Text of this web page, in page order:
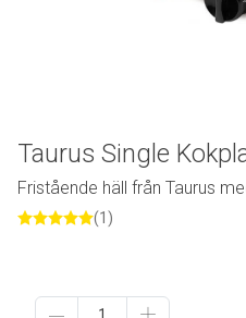
Taurus Single
Fristående häll från Taurus
(1)